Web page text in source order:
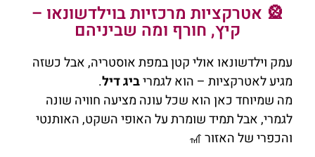
🎡 אטרקציות מרכזיות בוילדשונאו –
קיץ, חורף ומה שביניהם
עמק וילדשונאו אולי קטן במפת אוסטריה, אבל כשזה
מגיע לאטרקציות – הוא לגמריביג דיל.
מה שמיוחד כאן הוא שכל עונה מציעה חוויה שונה
לגמרי, אבל תמיד שומרת על האופי השקט, האותנטי
והכפרי של האזור 🎢